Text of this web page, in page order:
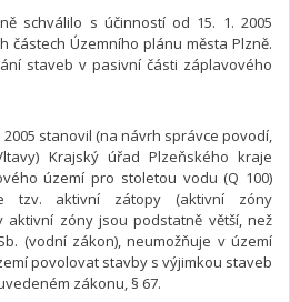
schválilo s účinností od 15. 1. 2005
částech Územního plánu města Plzně.
staveb v pasivní části záplavového
2005 stanovil (na návrh správce povodí,
Krajský úřad Plzeňského kraje
území pro stoletou vodu (Q 100)
tzv. aktivní zátopy (aktivní zóny
aktivní zóny jsou podstatně větší, než
(vodní zákon), neumožňuje v území
povolovat stavby s výjimkou staveb
zákonu, § 67.